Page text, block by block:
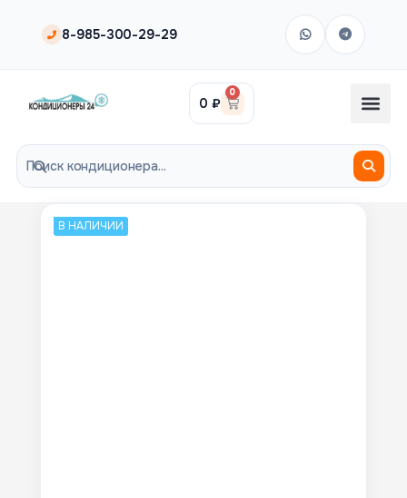
8-985-300-29-29
0 ₽
0
В НАЛИЧИИ